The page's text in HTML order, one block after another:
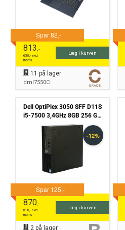
813,-
650,- excl.
moms
Læg i kurven
11 på lager
dml7550C
Dell OptiPlex 3050 SFF D11S
i5-7500 3,4GHz 8GB 256 GB
SSD Win10 Pro - Grade B
870,-
696,- excl.
moms
Læg i kurven
2 på lager